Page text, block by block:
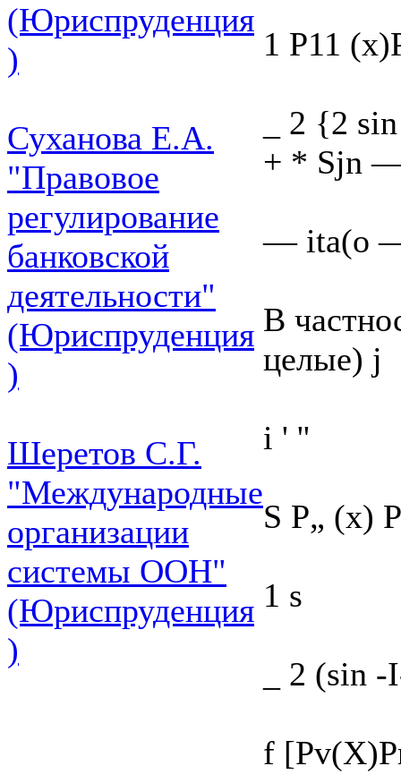
(Юриспруденция
)
Суханова Е.А.
"Правовое
регулирование
банковской
деятельности"
(Юриспруденция
)
Шеретов С.Г.
"Международные
организации
системы ООН"
(Юриспруденция
)
1 P11
_ 2 {2
+ * Sjn
— ita(o
В
целые) j
і ' ''
S Р„ (х)
1 s
_ 2 (sin
f